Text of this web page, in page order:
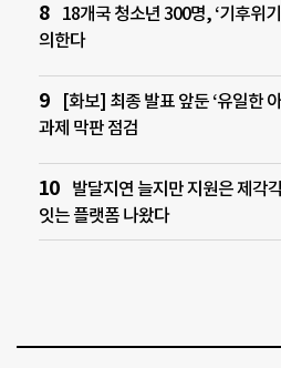
18개국 청소년 300명, ‘기후위
의한다
[화보] 최종 발표 앞둔 ‘유일한
과제 막판 점검
발달지연 늘지만 지원은 제각
잇는 플랫폼 나왔다